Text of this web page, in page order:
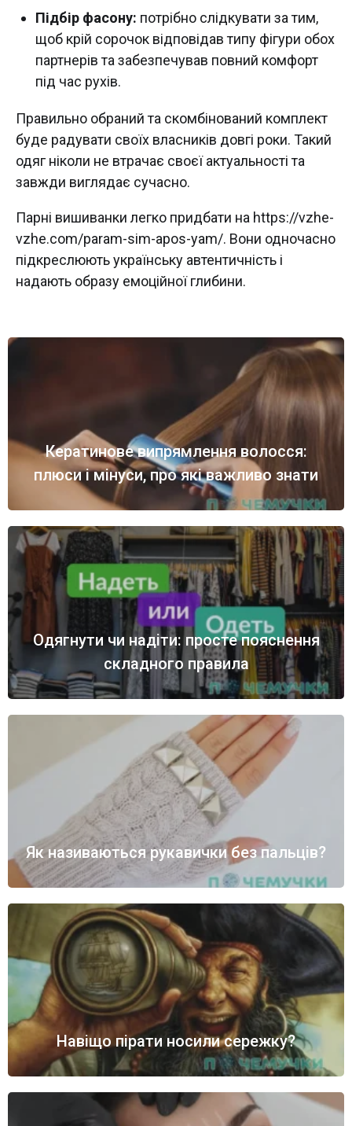
Підбір фасону: потрібно слідкувати за тим,
щоб крій сорочок відповідав типу фігури обох
партнерів та забезпечував повний комфорт
під час рухів.
Правильно обраний та скомбінований комплект
буде радувати своїх власників довгі роки. Такий
одяг ніколи не втрачає своєї актуальності та
завжди виглядає сучасно.
Парні вишиванки легко придбати на https://vzhe-
vzhe.com/param-sim-apos-yam/. Вони одночасно
підкреслюють українську автентичність і
надають образу емоційної глибини.
Кератинове випрямлення волосся:
плюси і мінуси, про які важливо знати
Одягнути чи надіти: просте пояснення
складного правила
Як називаються рукавички без пальців?
Навіщо пірати носили сережку?